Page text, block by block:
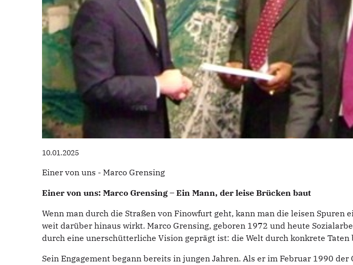
10.01.2025
Einer von uns - Marco Grensing
Einer von uns: Marco Grensing – Ein Mann, der leise Brücken baut
Wenn man durch die Straßen von Finowfurt geht, kann man die leisen
weit darüber hinaus wirkt. Marco Grensing, geboren 1972 und heute
durch eine unerschütterliche Vision geprägt ist: die Welt durch konkrete Taten
Sein Engagement begann bereits in jungen Jahren. Als er im Februar 1990